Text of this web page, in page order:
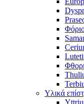
Υλικά